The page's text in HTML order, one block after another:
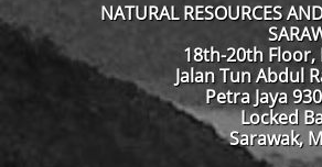
NATURAL RESOURCES
18th-20th Floor,
Jalan Tun Abdul
Petra Jaya
Locked
Sarawak,